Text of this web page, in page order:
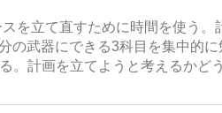
を立て直すために時間を使う。
の武器にできる3科目を集中的に
。計画を立てようと考えるかど